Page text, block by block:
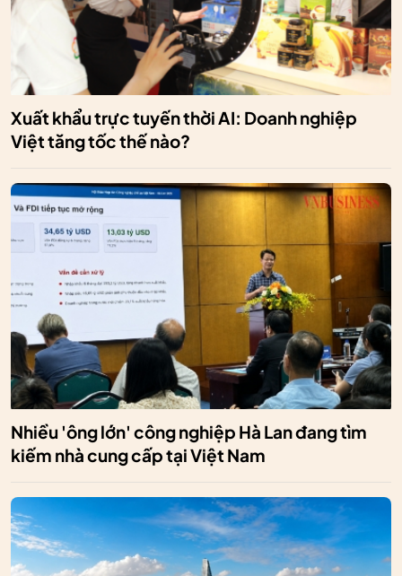
Xuất khẩu trực tuyến thời AI: Doanh nghiệp
Việt tăng tốc thế nào?
Nhiều 'ông lớn' công nghiệp Hà Lan đang tìm
kiếm nhà cung cấp tại Việt Nam